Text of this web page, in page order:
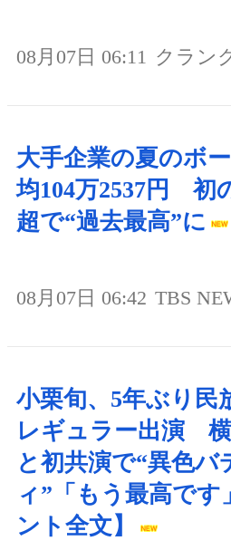
08月07日 06:11 クラン
大手企業の夏のボ
均104万2537円 初
超で“過去最高”に
08月07日 06:42 TBS
小栗旬、5年ぶり民
レギュラー出演
と初共演で“異色バ
ィ”「もう最高です
ント全文】